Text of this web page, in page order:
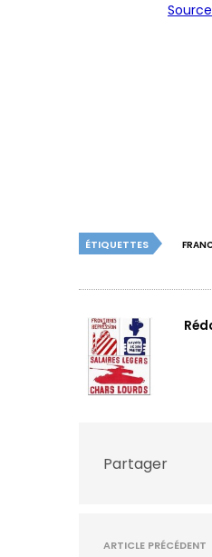
Source
ÉTIQUETTES
Partager
ARTICLE PRÉCÉDENT